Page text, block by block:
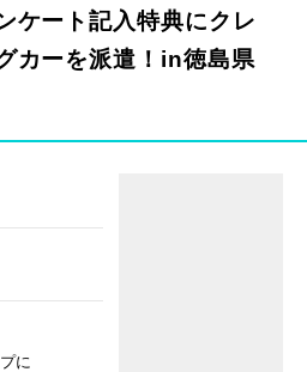
ケート記入特典にクレ
カーを派遣！in徳島県
に